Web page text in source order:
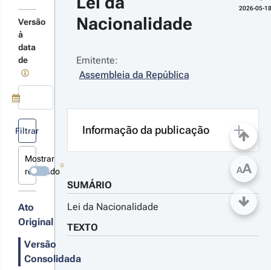
maio, que
a Lei n.º
de 3 de
que
a Lei da
detalhes
05-18
1/2026 -
à Lei
37/81, de 3
outubro,
da
detalhes
Versão
à
data
de
Filtrar
Mostrar
revogado
Ato
Original
Versão
Consolidada
Nacionalidade
2026-05-18
Emitente:
Assembleia da República
Informação da publicação
SUMÁRIO
Lei da Nacionalidade
TEXTO
AA